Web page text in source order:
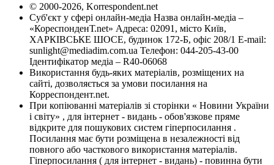
© 2000-2026, Korrespondent.net
Суб'єкт у сфері онлайн-медіа Назва онлайн-медіа –
«КореспонденТ.net» Адреса: 02091, місто Київ,
ХАРКІВСЬКЕ ШОСЕ, будинок 172-Б, офіс 208/1 E-mail:
sunlight@mediadim.com.ua Телефон: 044-205-43-00
Ідентифікатор медіа – R40-06068
Використання будь-яких матеріалів, розміщених на
сайті, дозволяється за умови посилання на
Корреспондент.net.
При копіюванні матеріалів зі сторінки « Новини України
і світу» , для інтернет - видань - обов'язкове пряме
відкрите для пошукових систем гіперпосилання .
Посилання має бути розміщена в незалежності від
повного або часткового використання матеріалів.
Гіперпосилання ( для інтернет - видань) - повинна бути